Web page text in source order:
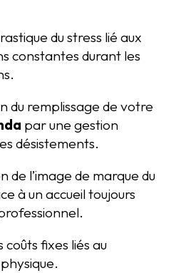
du stress lié aux
constantes durant les
du remplissage de votre
par une gestion
désistements.
de l’image de marque du
à un accueil toujours
coûts fixes liés au